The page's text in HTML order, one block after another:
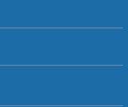
講習